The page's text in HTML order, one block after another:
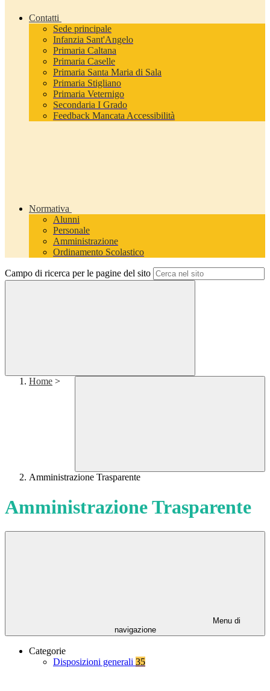
Contatti
Sede principale
Infanzia Sant'Angelo
Primaria Caltana
Primaria Caselle
Primaria Santa Maria di Sala
Primaria Stigliano
Primaria Veternigo
Secondaria I Grado
Feedback Mancata Accessibilità
Normativa
Alunni
Personale
Amministrazione
Ordinamento Scolastico
Campo di ricerca per le pagine del sito
Home >
Amministrazione Trasparente
Amministrazione Trasparente
Menu di
navigazione
Categorie
Disposizioni generali 35